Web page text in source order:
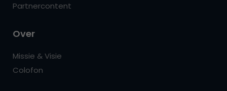
Partnercontent
Over
Missie & Visie
Colofon